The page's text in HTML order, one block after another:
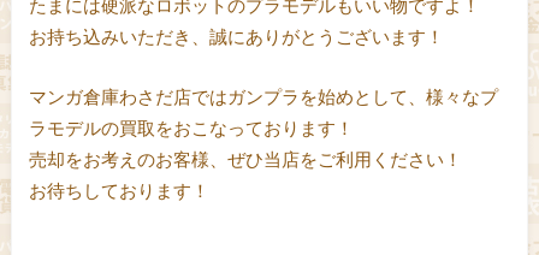
たまには硬派なロボットのプラモデルもいい物ですよ！
お持ち込みいただき、誠にありがとうございます！
マンガ倉庫わさだ店ではガンプラを始めとして、様々なプ
ラモデルの買取をおこなっております！
売却をお考えのお客様、ぜひ当店をご利用ください！
お待ちしております！